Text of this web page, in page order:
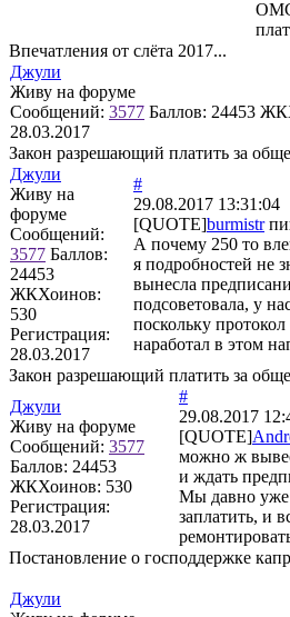
Впечатления от слёта 2017...
Джули
Живу на форуме
Сообщений: 3577 Баллов: 24453
28.03.2017
Закон разрешающий платить за
Джули
Живу на
форуме
Сообщений:
3577 Баллов:
24453
ЖКХоинов:
530
Регистрация:
28.03.2017
#
29.08.2017 13:31:04
[QUOTE]burmistr
А почему 250 то
я подробностей не
вынесла
подсоветовала, у
поскольку
наработал в этом
Закон разрешающий платить за
Джули
Живу на форуме
Сообщений: 3577
Баллов: 24453
ЖКХоинов: 530
Регистрация:
28.03.2017
#
29.08.2017
[QUOTE]
можно ж
и ждать
Мы давно уже
заплатить, и
Постановление о господдержке
Джули